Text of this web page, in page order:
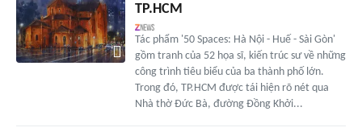
TP.HCM
Tác phẩm '50 Spaces: Hà Nội - Huế - Sài Gòn'
gồm tranh của 52 họa sĩ, kiến trúc sư về những
công trình tiêu biểu của ba thành phố lớn.
Trong đó, TP.HCM được tái hiện rõ nét qua
Nhà thờ Đức Bà, đường Đồng Khởi...